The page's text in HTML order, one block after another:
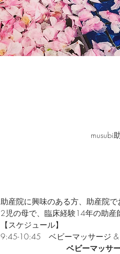
musubi
助産院に興味のある方、助産院
2児の母で、臨床経験14年の助産
【スケジュール】
9:45-10:45　ベビーマッサージ
ベビーマッサージオイ